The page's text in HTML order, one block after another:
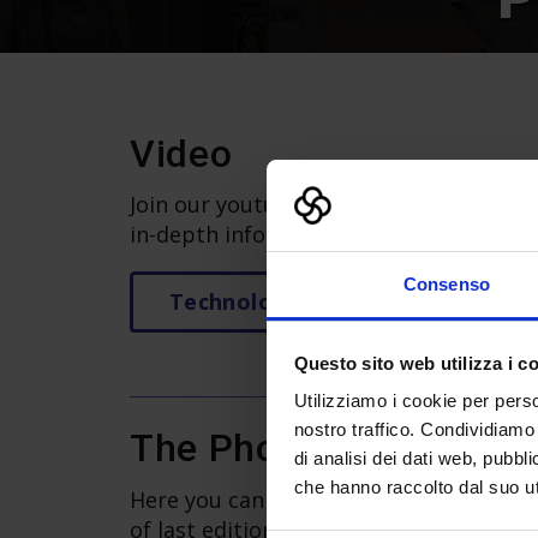
Consenso
Questo sito web utilizza i
Utilizziamo i cookie per
nostro traffico.
di analisi dei dati web,
che hanno raccolto dal suo
Video
Join our youtube channel to keep you
in-depth information and many
Technology Hub YouTube channel
The Photo Gallery of
Here you can see pictures of special
of last edition of Technology Hub